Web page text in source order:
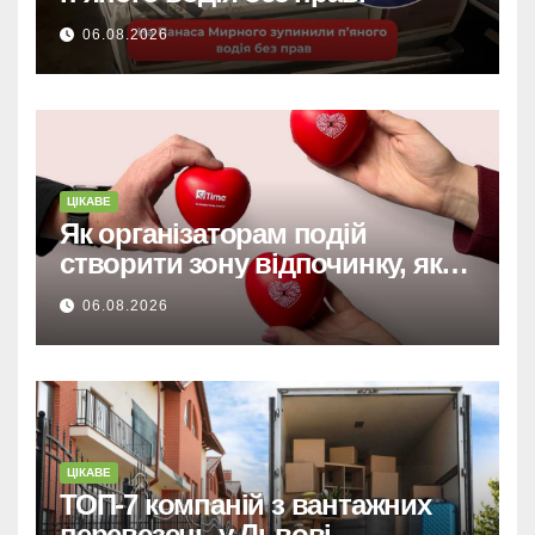
06.08.2026
ЦІКАВЕ
Як організаторам подій
створити зону відпочинку, яку
запам’ятають гості
06.08.2026
ЦІКАВЕ
ТОП-7 компаній з вантажних